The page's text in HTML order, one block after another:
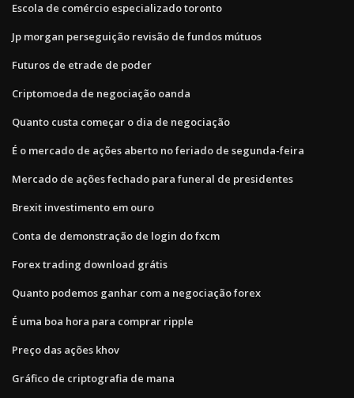
Escola de comércio especializado toronto
Jp morgan perseguição revisão de fundos mútuos
Futuros de etrade de poder
Criptomoeda de negociação oanda
Quanto custa começar o dia de negociação
É o mercado de ações aberto no feriado de segunda-feira
Mercado de ações fechado para funeral de presidentes
Brexit investimento em ouro
Conta de demonstração de login do fxcm
Forex trading download grátis
Quanto podemos ganhar com a negociação forex
É uma boa hora para comprar ripple
Preço das ações khov
Gráfico de criptografia de mana